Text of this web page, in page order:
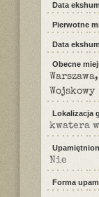
Data
Pierwotne
Data
Obecne
Wojskowy
Lokalizacja
kwatera
Nie
Forma